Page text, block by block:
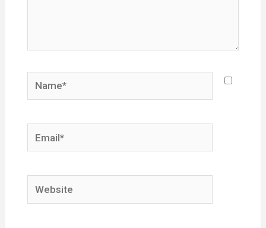
Name*
Email*
Website